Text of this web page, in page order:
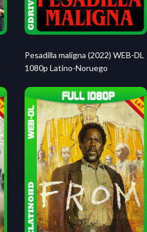
Pesadilla maligna (2022) WEB-DL
1080p Latino-Noruego